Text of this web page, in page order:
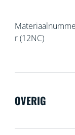
Materiaalnumme
r (12NC)
OVERIG